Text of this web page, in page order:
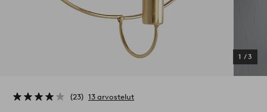
1 /3
23 13 arvostelut